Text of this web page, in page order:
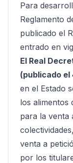
Para
Reglamento
publicado el
entrado en
El Real
(publicado el
en el Estado
los alimentos
para la venta
venta a
por los